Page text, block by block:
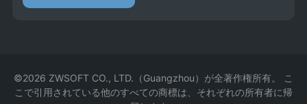
©2026 ZWSOFT CO., LTD.（Guangzhou）が全著作権所有。 こ
こで引用されている他のすべての商標は、それぞれの所有者に帰